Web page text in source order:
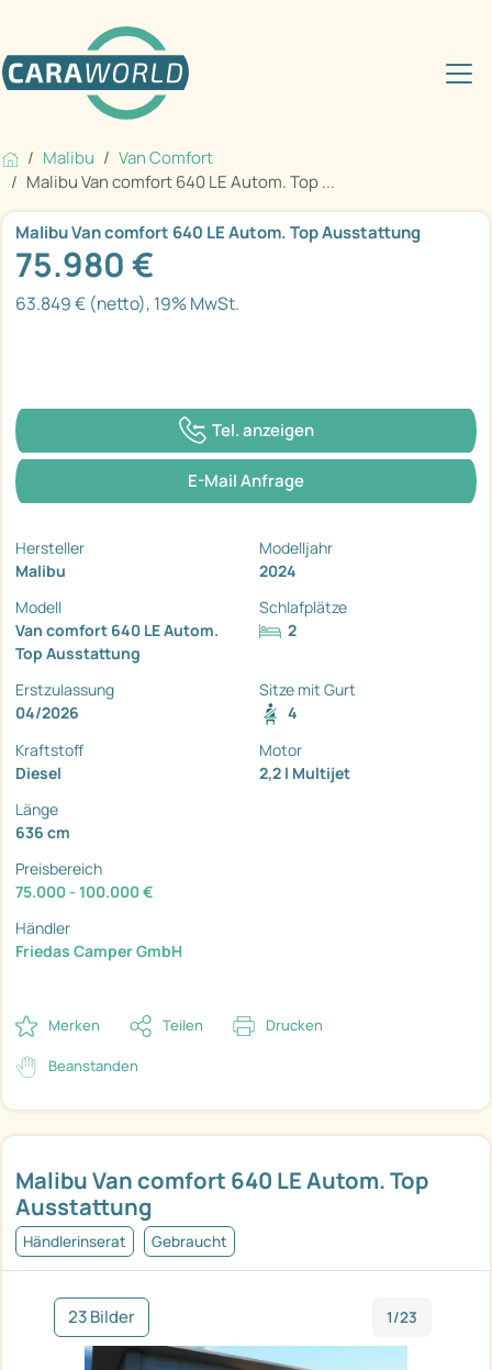
Malibu
Van Comfort
Malibu Van comfort 640 LE Autom. Top ...
Malibu Van comfort 640 LE Autom. Top
Ausstattung
Händlerinserat Gebraucht
23 Bilder 1/23
Malibu Van comfort 640 LE Autom. Top Ausstattung
75.980 €
63.849 € (netto), 19% MwSt.
Tel. anzeigen
E-Mail Anfrage
Hersteller
Malibu
Modelljahr
2024
Modell
Van comfort 640 LE Autom.
Top Ausstattung
Schlafplätze
2
Erstzulassung
04/2026
Sitze mit Gurt
4
Kraftstoff
Diesel
Motor
2,2 l Multijet
Länge
636 cm
Preisbereich
75.000 - 100.000 €
Händler
Friedas Camper GmbH
Merken Teilen Drucken
Beanstanden